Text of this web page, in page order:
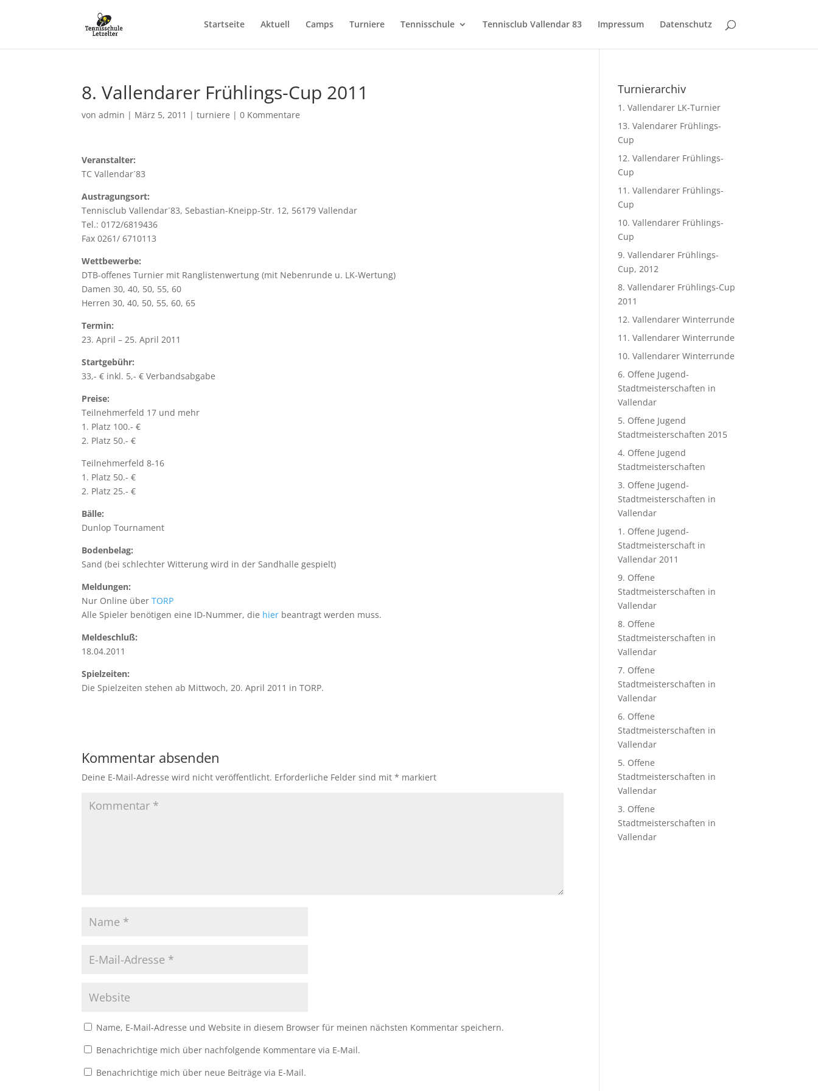
Startseite Aktuell Camps Turniere Tennisschule Tennisclub Vallendar 83 Impressum Datenschutz
8. Vallendarer Frühlings-Cup 2011
vonadmin | März 5, 2011 |turniere |0 Kommentare
Veranstalter:
TC Vallendar´83
Austragungsort:
Tennisclub Vallendar´83, Sebastian-Kneipp-Str. 12, 56179 Vallendar
Tel.: 0172/6819436
Fax 0261/ 6710113
Wettbewerbe:
DTB-offenes Turnier mit Ranglistenwertung (mit Nebenrunde u. LK-Wertung)
Damen 30, 40, 50, 55, 60
Herren 30, 40, 50, 55, 60, 65
Termin:
23. April – 25. April 2011
Startgebühr:
33,- € inkl. 5,- € Verbandsabgabe
Preise:
Teilnehmerfeld 17 und mehr
1. Platz 100.- €
2. Platz 50.- €
Teilnehmerfeld 8-16
1. Platz 50.- €
2. Platz 25.- €
Bälle:
Dunlop Tournament
Bodenbelag:
Sand (bei schlechter Witterung wird in der Sandhalle gespielt)
Meldungen:
Nur Online überTORP
Alle Spieler benötigen eine ID-Nummer, die hier beantragt werden muss.
Meldeschluß:
18.04.2011
Spielzeiten:
Die Spielzeiten stehen ab Mittwoch, 20. April 2011 in TORP.
Kommentar absenden
Deine E-Mail-Adresse wird nicht veröffentlicht. Erforderliche Felder sind mit* markiert
Name, E-Mail-Adresse und Website in diesem Browser für meinen nächsten Kommentar speichern.
Benachrichtige mich über nachfolgende Kommentare via E-Mail.
Benachrichtige mich über neue Beiträge via E-Mail.
Turnierarchiv
1. Vallendarer LK-Turnier
13. Valendarer Frühlings-
Cup
12. Vallendarer Frühlings-
Cup
11. Vallendarer Frühlings-
Cup
10. Vallendarer Frühlings-
Cup
9. Vallendarer Frühlings-
Cup, 2012
8. Vallendarer Frühlings-Cup
2011
12. Vallendarer Winterrunde
11. Vallendarer Winterrunde
10. Vallendarer Winterrunde
6. Offene Jugend-
Stadtmeisterschaften in
Vallendar
5. Offene Jugend
Stadtmeisterschaften 2015
4. Offene Jugend
Stadtmeisterschaften
3. Offene Jugend-
Stadtmeisterschaften in
Vallendar
1. Offene Jugend-
Stadtmeisterschaft in
Vallendar 2011
9. Offene
Stadtmeisterschaften in
Vallendar
8. Offene
Stadtmeisterschaften in
Vallendar
7. Offene
Stadtmeisterschaften in
Vallendar
6. Offene
Stadtmeisterschaften in
Vallendar
5. Offene
Stadtmeisterschaften in
Vallendar
3. Offene
Stadtmeisterschaften in
Vallendar